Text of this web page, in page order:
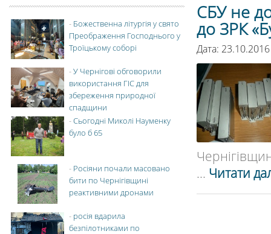
СБУ не
до ЗРК
Дата:
... Читати
- Божественна літургія у свято
Преображення Господнього у
Троїцькому соборі
-У Чернігові обговорили
використання ГІС для
збереження природної
спадщини
-Сьогодні Миколі Науменку
було б 65
- Росіяни почали масовано
бити по Чернігівщині
реактивними дронами
- росія вдарила
безпілотниками по